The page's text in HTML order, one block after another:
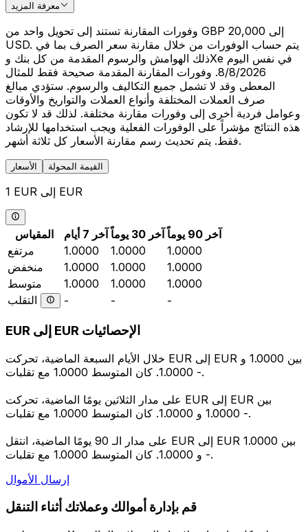
معرفة المزيد
وفورات المقارنة تستند إلى تحويل واحد من GBP 20,000 إلى
USD. يتم حساب الوفورات من خلال مقارنة سعر الصرف بما في
ذلك الهوامش والرسوم المقدمة من كل بنك وXe في نفس اليوم
8/8/2026. وفورات المقارنة المقدمة صحيحة فقط للمثال
المعطى وقد لا تشمل جميع التكاليف والرسوم. ستؤدي مبالغ
صرف العملات المختلفة وأنواع العملات والتواريخ والأوقات
وعوامل فردية أخرى إلى وفورات مقارنة مختلفة. لذلك قد لا تكون
هذه النتائج مؤشراً على الوفورات الفعلية ويجب استخدامها للإرشاد
فقط. يتم تحديث رسم مقارنة الأسعار كل ثلاثة أشهر.
الأسعار القيمة المحولة
1 EUR إلى EUR
المقياس آخر 7 أيام آخر 30 يوماً
آخر 90 يوماً
مرتفع
1.0000 1.0000
1.0000
منخفض
1.0000 1.0000
1.0000
متوسط
1.0000 1.0000
1.0000
التقلب
- - -
EUR إلى EUR الإحصائيات
خلال الأيام السبعة الماضية، تحركت EUR إلى EUR بين 1.0000 و
1.0000. كان المتوسط 1.0000 مع تقلبات -.
على مدار الثلاثين يومًا الماضية، تحركت EUR إلى EUR بين
1.0000 و 1.0000. كان المتوسط 1.0000 مع تقلبات -.
على مدار الـ 90 يومًا الماضية، انتقل EUR إلى EUR بين 1.0000
و 1.0000. كان المتوسط 1.0000 مع تقلبات -.
إرسال الأموال
قم بإدارة أموالك وعملاتك أثناء التنقل